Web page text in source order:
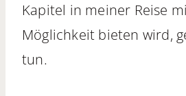
Kapitel in meiner Reise
Möglichkeit bieten wird,
tun.